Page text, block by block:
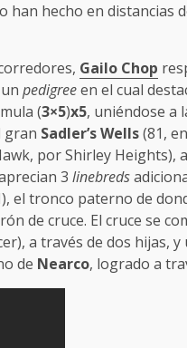
hecho en distancias
Gailo Chop
pedigreeen el cual
(3×5)x5, uniéndose a
gran Sadler’s Wells(81,
por Shirley Heights),
3 linebreds
el tronco paterno de
de cruce. El cruce se
a través de dos hijas, y
de Nearco, logrado a